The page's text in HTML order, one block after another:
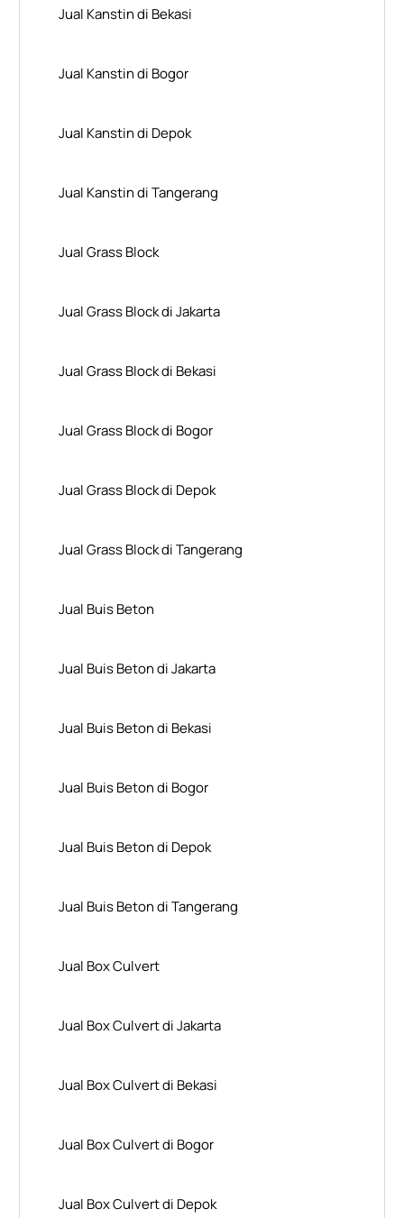
Jual Kanstin di Bekasi
Jual Kanstin di Bogor
Jual Kanstin di Depok
Jual Kanstin di Tangerang
Jual Grass Block
Jual Grass Block di Jakarta
Jual Grass Block di Bekasi
Jual Grass Block di Bogor
Jual Grass Block di Depok
Jual Grass Block di Tangerang
Jual Buis Beton
Jual Buis Beton di Jakarta
Jual Buis Beton di Bekasi
Jual Buis Beton di Bogor
Jual Buis Beton di Depok
Jual Buis Beton di Tangerang
Jual Box Culvert
Jual Box Culvert di Jakarta
Jual Box Culvert di Bekasi
Jual Box Culvert di Bogor
Jual Box Culvert di Depok